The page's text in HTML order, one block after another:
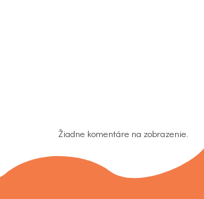
Žiadne komentáre na zobrazenie.